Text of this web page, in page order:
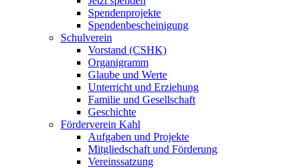
Spendenprojekte
Spendenbescheinigung
Schulverein
Vorstand (CSHK)
Organigramm
Glaube und Werte
Unterricht und Erziehung
Familie und Gesellschaft
Geschichte
Förderverein Kahl
Aufgaben und Projekte
Mitgliedschaft und Förderung
Vereinssatzung